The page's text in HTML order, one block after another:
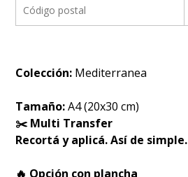
Colección: Mediterranea
Tamaño:A4 (20x30 cm)
✂️ Multi Transfer
Recortá y aplicá. Así de simple.
🔥 Opción con plancha